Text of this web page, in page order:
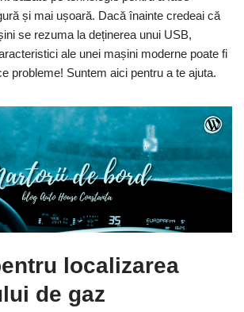
și mai ușoară. Dacă înainte credeai că
se rezuma la deținerea unui USB,
ale unei mașini moderne poate fi
probleme! Suntem aici pentru a te ajuta.
localizarea
de gaz